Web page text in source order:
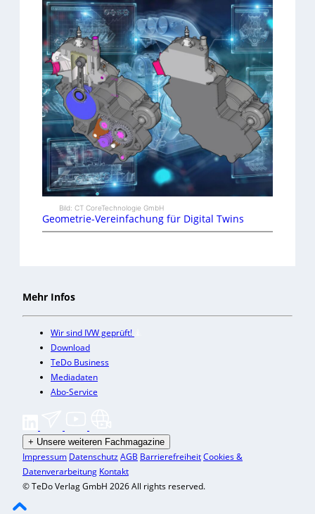
Bild: CT CoreTechnologie GmbH
Geometrie-Vereinfachung für Digital Twins
Mehr Infos
Wir sind IVW geprüft!
Download
TeDo Business
Mediadaten
Abo-Service
+ Unsere weiteren Fachmagazine
Impressum DatenschutzAGB BarrierefreiheitCookies &
Datenverarbeitung Kontakt
© TeDo Verlag GmbH 2026 All rights reserved.